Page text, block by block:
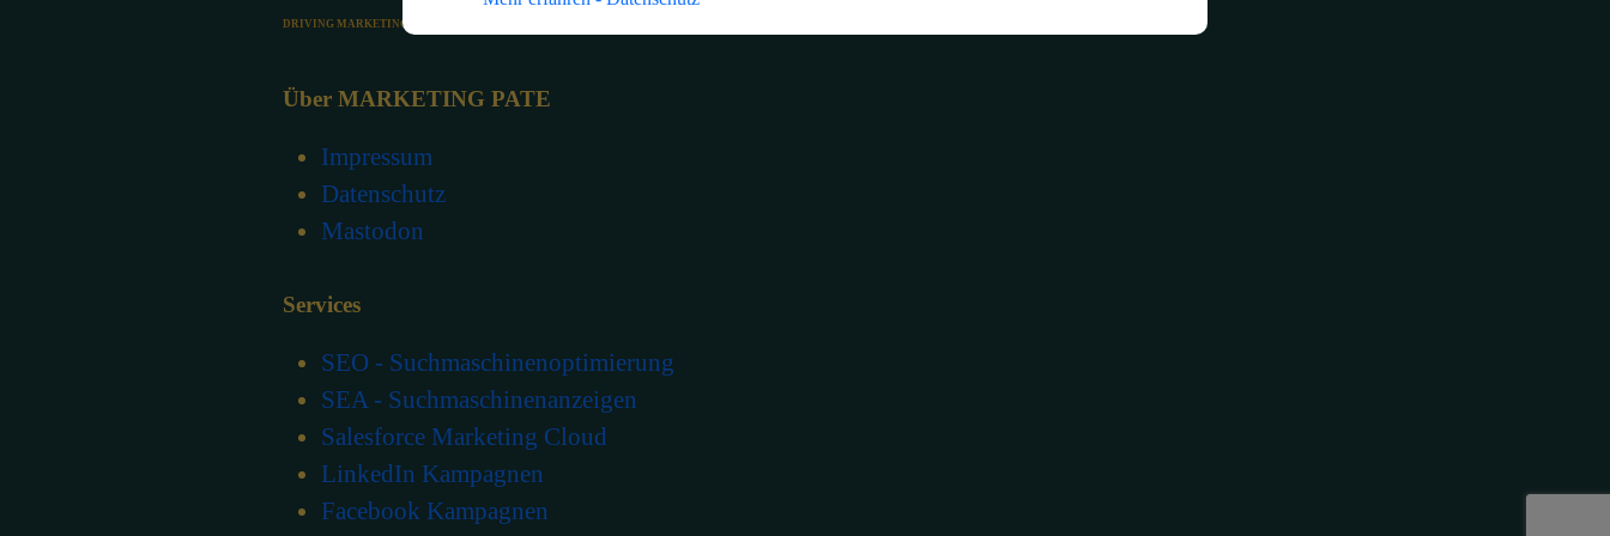
DRIVING MARKETING
Über MARKETING PATE
Impressum
Datenschutz
Mastodon
Services
SEO - Suchmaschinenoptimierung
SEA - Suchmaschinenanzeigen
Salesforce Marketing Cloud
LinkedIn Kampagnen
Facebook Kampagnen